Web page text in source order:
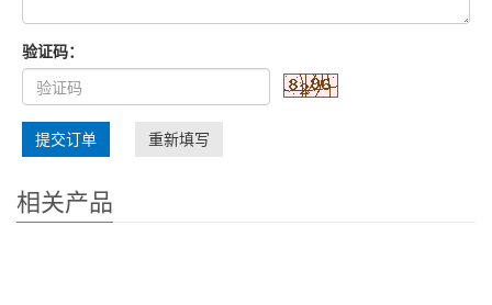
验证码：
提交订单 重新填写
相关产品